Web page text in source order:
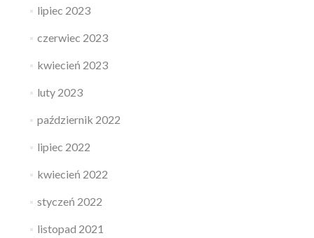
lipiec 2023
czerwiec 2023
kwiecień 2023
luty 2023
październik 2022
lipiec 2022
kwiecień 2022
styczeń 2022
listopad 2021